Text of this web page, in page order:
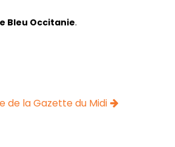
Bleu Occitanie.
de la Gazette du Midi